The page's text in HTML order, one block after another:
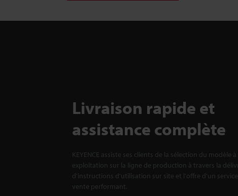
Livraison rapide et
assistance complète
KEYENCE assiste ses clients de la sélection du modèle à
exploitation sur la ligne de production à travers la
d'instructions d'utilisation sur site et l'offre d'un
vente performant.